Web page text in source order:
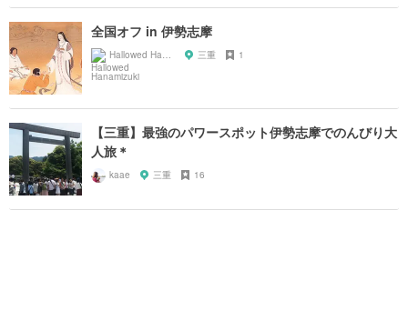
全国オフ in 伊勢志摩
Hallowed Hanamizuki 三重 1
【三重】最強のパワースポット伊勢志摩でのんびり大
人旅＊
kaae 三重 16